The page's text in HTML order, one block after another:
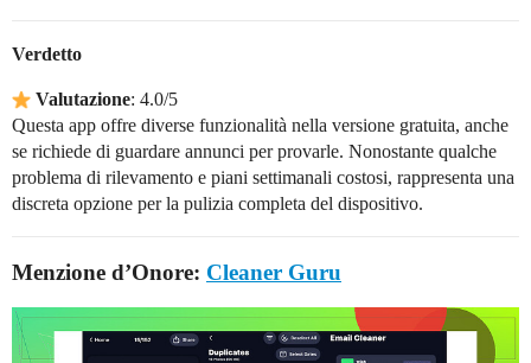
Verdetto
Valutazione: 4.0/5
Questa app offre diverse funzionalità nella versione gratuita, anche
se richiede di guardare annunci per provarle. Nonostante qualche
problema di rilevamento e piani settimanali costosi, rappresenta una
discreta opzione per la pulizia completa del dispositivo.
Menzione d’Onore: Cleaner Guru